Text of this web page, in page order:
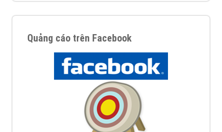
Quảng cáo trên Facebook